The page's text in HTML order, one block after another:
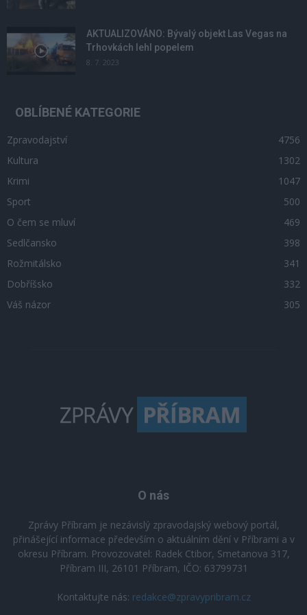
AKTUALIZOVÁNO: Bývalý objekt Las Vegas na
Trhovkách lehl popelem
8. 7. 2023
OBLÍBENÉ KATEGORIE
Zpravodajství
4756
Kultura
1302
Krimi
1047
Sport
500
O čem se mluví
469
Sedlčansko
398
Rožmitálsko
341
Dobříšsko
332
Váš názor
305
O nás
Zprávy Příbram je nezávislý zpravodajský webový portál,
přinášející informace především o aktuálním dění v Příbrami a v
okresu Příbram. Provozovatel: Radek Ctibor, Smetanova 317,
Příbram III, 26101 Příbram, IČO: 63799731
Kontaktujte nás: redakce@zpravypribram.cz